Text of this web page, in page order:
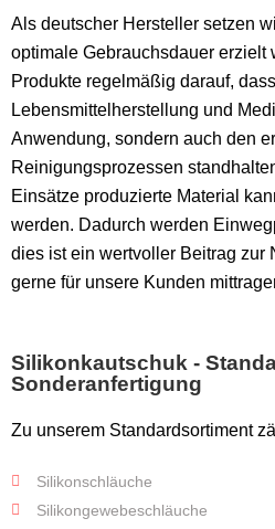
Als deutscher Hersteller setzen
optimale Gebrauchsdauer erzielt
Produkte regelmäßig darauf,
Lebensmittelherstellung und
Anwendung, sondern auch den
Reinigungsprozessen
Einsätze produzierte Material
werden. Dadurch werden
dies ist ein wertvoller Beitrag zur
gerne für unsere Kunden
Silikonkautschuk -
Sonderanfertigung
Zu unserem Standardsortiment
Silikonschläuche
Silikongewebeschläuche